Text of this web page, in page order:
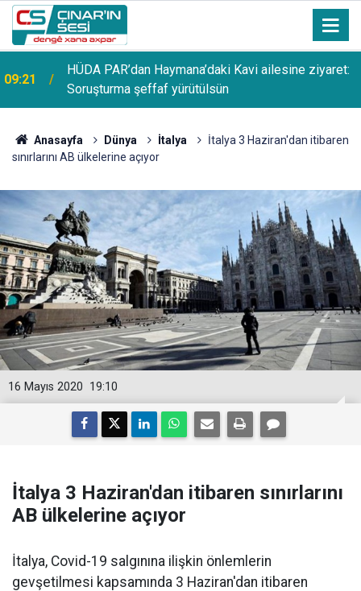
09:21
HÜDA PAR’dan Haymana’daki Kavi ailesine ziyaret:
Soruşturma şeffaf yürütülsün
Anasayfa Dünya İtalya
İtalya 3 Haziran'dan itibaren
sınırlarını AB ülkelerine açıyor
19:10
16 Mayıs 2020
İtalya 3 Haziran'dan itibaren sınırlarını
AB ülkelerine açıyor
İtalya, Covid-19 salgınına ilişkin önlemlerin
gevşetilmesi kapsamında 3 Haziran'dan itibaren